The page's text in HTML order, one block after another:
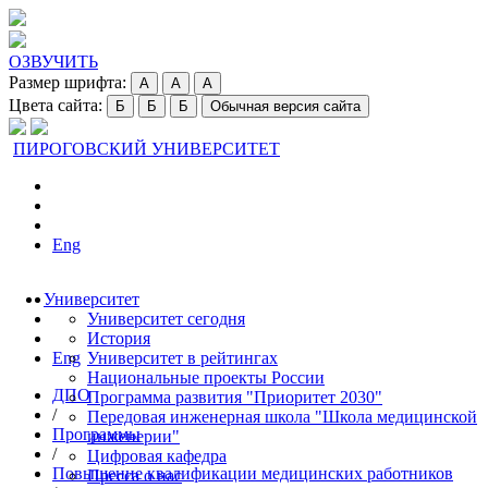
ОЗВУЧИТЬ
Размер шрифта:
A A A
Цвета сайта: Б Б Б Обычная версия сайта
ПИРОГОВСКИЙ УНИВЕРСИТЕТ
Eng
Университет
Университет сегодня
История
Университет в рейтингах
Национальные проекты России
Программа развития "Приоритет 2030"
Передовая инженерная школа "Школа медицинской
инженерии"
Цифровая кафедра
Пресса о нас
Eng
ДПО
/
Программы
/
Повышение квалификации медицинских работников